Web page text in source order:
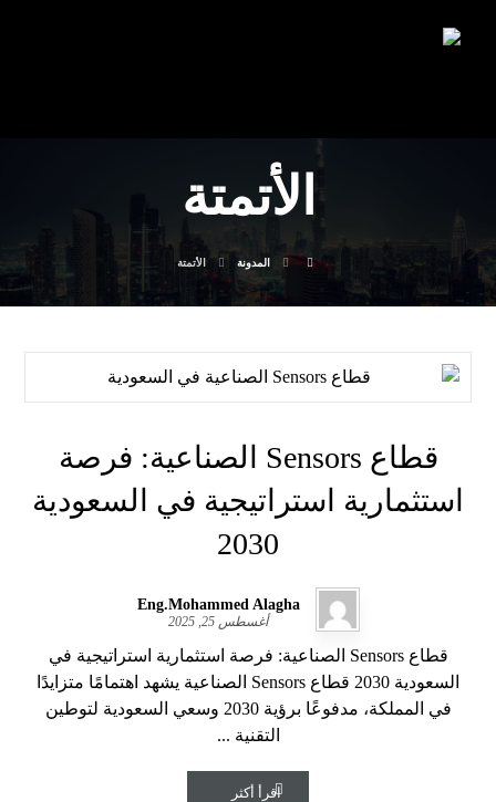
الأتمتة
المدونة الأتمتة
قطاع Sensors الصناعية: فرصة
استثمارية استراتيجية في السعودية
2030
Eng.Mohammed Alagha
أغسطس 25, 2025
قطاع Sensors الصناعية: فرصة استثمارية استراتيجية في
السعودية 2030 قطاع Sensors الصناعية يشهد اهتمامًا متزايدًا
في المملكة، مدفوعًا برؤية 2030 وسعي السعودية لتوطين
التقنية ...
اقرأ أكثر